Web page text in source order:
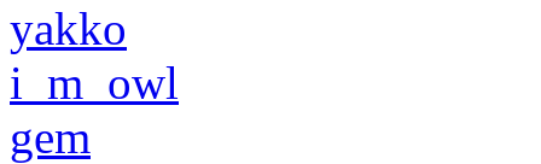
yakko
i_m_owl
gem